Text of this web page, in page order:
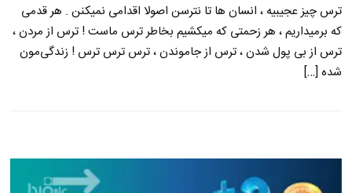
ترس چیز عجیبیه ، انسان ها تا نترسن اصولا اقدامی نمیکنن . هر قدمی
که برمیداریم ، هر زحمتی که میکشیم بخاطر ترس ماست ! ترس از مردن ،
ترس از بی پول شدن ، ترس از جاموندن ، ترس ترس ترس ! زندگی‌مون
شده […]